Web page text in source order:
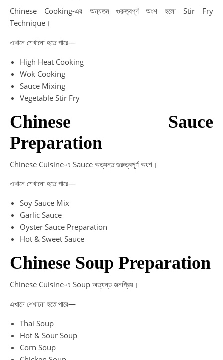
Chinese Cooking-এর অন্যতম গুরুত্বপূর্ণ অংশ হলো Stir Fry
Technique।
এখানে শেখানো হতে পারে—
High Heat Cooking
Wok Cooking
Sauce Mixing
Vegetable Stir Fry
Chinese Sauce
Preparation
Chinese Cuisine-এ Sauce অত্যন্ত গুরুত্বপূর্ণ অংশ।
এখানে শেখানো হতে পারে—
Soy Sauce Mix
Garlic Sauce
Oyster Sauce Preparation
Hot & Sweet Sauce
Chinese Soup Preparation
Chinese Cuisine-এ Soup অত্যন্ত জনপ্রিয়।
এখানে শেখানো হতে পারে—
Thai Soup
Hot & Sour Soup
Corn Soup